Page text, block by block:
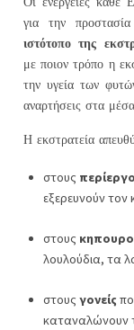
για την
ιστότοπο της
με ποιον τρόπο η
την υγεία των
αναρτήσεις στα
Η εκστρατεία
στους
εξερευνούν τον
στους
λουλούδια, τα
στους γονείς
καταναλώνουν